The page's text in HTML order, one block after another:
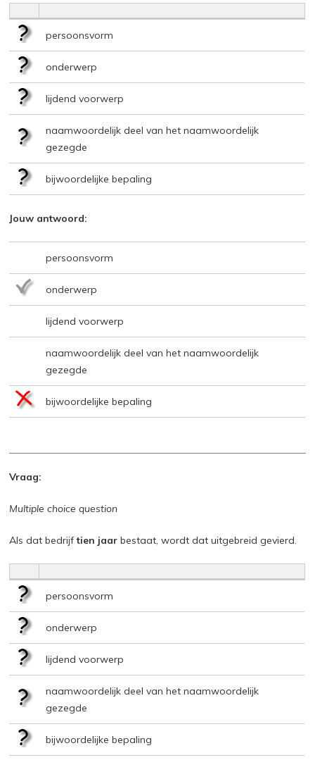
persoonsvorm
onderwerp
lijdend voorwerp
naamwoordelijk deel van het naamwoordelijk
gezegde
bijwoordelijke bepaling
Jouw antwoord:
persoonsvorm
onderwerp
lijdend voorwerp
naamwoordelijk deel van het naamwoordelijk
gezegde
bijwoordelijke bepaling
Vraag:
Multiple choice question
Als dat bedrijftien jaar bestaat, wordt dat uitgebreid gevierd.
persoonsvorm
onderwerp
lijdend voorwerp
naamwoordelijk deel van het naamwoordelijk
gezegde
bijwoordelijke bepaling